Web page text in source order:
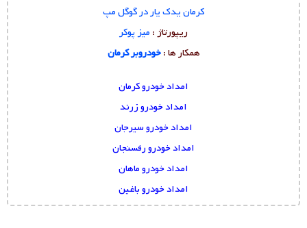
کرمان یدک یار در گوگل مپ
ریپورتاژ : میز پوکر
همکار ها :خودروبر کرمان
امداد خودرو کرمان
امداد خودرو زرند
امداد خودرو سیرجان
امداد خودرو رفسنجان
امداد خودرو ماهان
امداد خودرو باغین